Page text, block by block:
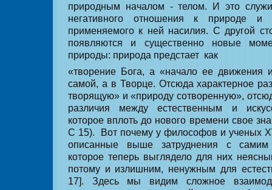
природным началом - телом. И это
негативного отношения к природе и
применяемого к ней насилия. С другой
появляются и существенно новые
природы: природа предстает как
«творение Бога, а «начало ее
самой, а в Творце. Отсюда характерное
творящую» и «природу сотворенную»,
различия между естественным и
которое вплоть до нового времени свое
С 15).
Вот почему у философов и ученых Х
описанные выше затруднения с
которое теперь выглядело для них
потому и излишним, ненужным для
17]. Здесь мы видим сложное